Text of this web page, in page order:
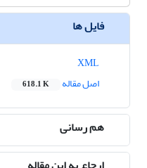
فایل ها
اصل مقاله
618.1 K
هم رسانی